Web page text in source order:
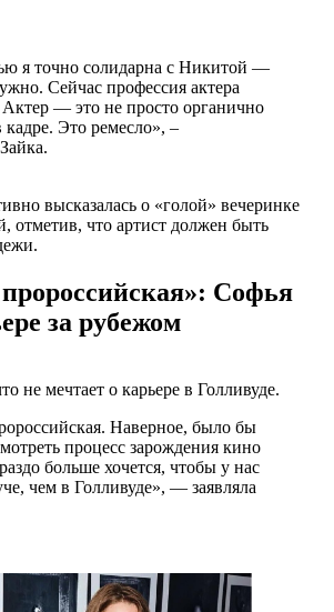
я точно солидарна с Никитой —
Сейчас профессия актера
Актер — это не просто органично
кадре. Это ремесло», –
высказалась о «голой» вечеринке
отметив, что артист должен быть
Софья
за рубежом
не мечтает о карьере в Голливуде.
Наверное, было бы
процесс зарождения кино
больше хочется, чтобы у нас
чем в Голливуде», — заявляла